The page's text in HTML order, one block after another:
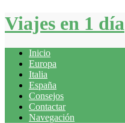
Viajes en 1 día
Inicio
Europa
Italia
España
Consejos
Contactar
Navegación